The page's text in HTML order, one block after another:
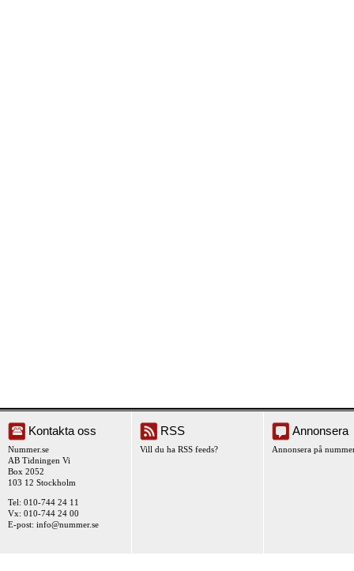
Kontakta oss
Nummer.se
AB Tidningen Vi
Box 2052
103 12 Stockholm
Tel: 010-744 24 11
Vx: 010-744 24 00
E-post: info@nummer.se
RSS
Vill du ha RSS feeds?
Annonsera
Annonsera på